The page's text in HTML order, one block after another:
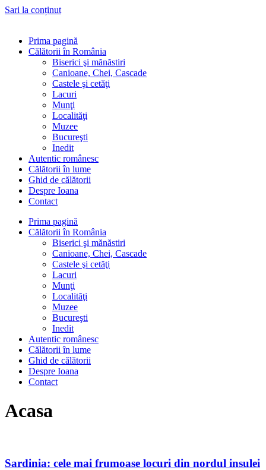
Sari la conținut
Prima pagină
Călătorii în România
Biserici şi mănăstiri
Canioane, Chei, Cascade
Castele şi cetăţi
Lacuri
Munţi
Localităţi
Muzee
Bucureşti
Inedit
Autentic românesc
Călătorii în lume
Ghid de călătorii
Despre Ioana
Contact
Prima pagină
Călătorii în România
Biserici şi mănăstiri
Canioane, Chei, Cascade
Castele şi cetăţi
Lacuri
Munţi
Localităţi
Muzee
Bucureşti
Inedit
Autentic românesc
Călătorii în lume
Ghid de călătorii
Despre Ioana
Contact
Acasa
Sardinia: cele mai frumoase locuri din nordul insulei